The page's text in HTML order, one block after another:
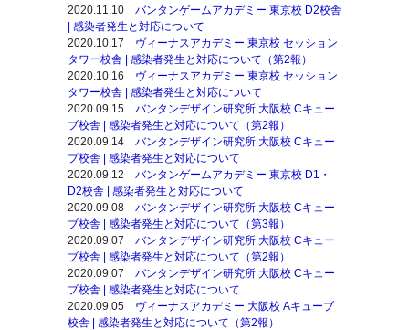
2020.11.10 バンタンゲームアカデミー 東京校 D2校舎
| 感染者発生と対応について
2020.10.17 ヴィーナスアカデミー 東京校 セッション
タワー校舎 | 感染者発生と対応について（第2報）
2020.10.16 ヴィーナスアカデミー 東京校 セッション
タワー校舎 | 感染者発生と対応について
2020.09.15 バンタンデザイン研究所 大阪校 Cキュー
ブ校舎 | 感染者発生と対応について（第2報）
2020.09.14 バンタンデザイン研究所 大阪校 Cキュー
ブ校舎 | 感染者発生と対応について
2020.09.12 バンタンゲームアカデミー 東京校 D1・
D2校舎 | 感染者発生と対応について
2020.09.08 バンタンデザイン研究所 大阪校 Cキュー
ブ校舎 | 感染者発生と対応について（第3報）
2020.09.07 バンタンデザイン研究所 大阪校 Cキュー
ブ校舎 | 感染者発生と対応について（第2報）
2020.09.07 バンタンデザイン研究所 大阪校 Cキュー
ブ校舎 | 感染者発生と対応について
2020.09.05 ヴィーナスアカデミー 大阪校 Aキューブ
校舎 | 感染者発生と対応について（第2報）